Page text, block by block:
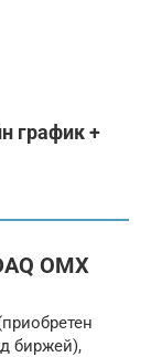
график +
OMX
биржей),